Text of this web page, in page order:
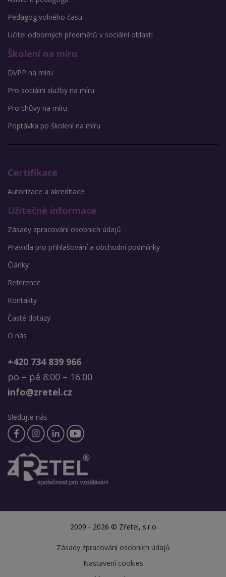
Pedagog volného času
Učitel odborných předmětů v sociální oblasti
Školení na míru
DVPP na míru
Pro sociální služby na míru
Pro chůvy na míru
Poptávka po školení na míru
Certifikace
Autorizace a akreditace
Užitečné informace
Zásady zpracování osobních údajů
Pravidla pro přihlašování a obchodní podmínky
Články
Reference
Kontakty
Časté dotazy
O nás
+420 734 839 966
po – pá 8:00 – 16:00
info@zretel.cz
Sledujte nás
2009 - 2026 © Zřetel, s.r.o
Zásady zpracování osobních údajů
Nastavení cookies